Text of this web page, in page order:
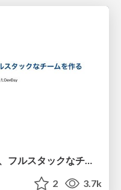
自分だけが頑張るのをやめて、フルスタックなチームを作る
2 3.7k